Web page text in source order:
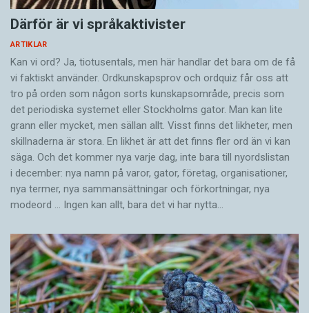
Därför är vi språkaktivister
ARTIKLAR
Kan vi ord? Ja, tiotusentals, men här handlar det bara om de få
vi faktiskt använder. Ordkunskapsprov och ordquiz får oss att
tro på orden som någon sorts kunskapsområde, precis som
det periodiska systemet eller Stockholms gator. Man kan lite
grann eller mycket, men sällan allt. Visst finns det likheter, men
skillnaderna är stora. En likhet är att det finns fler ord än vi kan
säga. Och det kommer nya varje dag, inte bara till nyordslistan
i december: nya namn på varor, gator, företag, organisationer,
nya termer, nya samman­sättningar och förkortningar, nya
modeord … Ingen kan allt, bara det vi har nytta…